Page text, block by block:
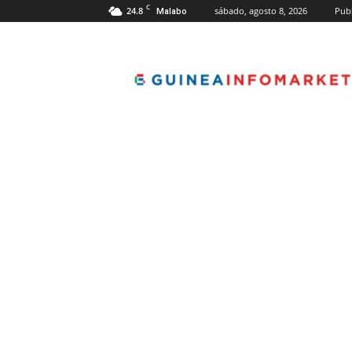
24.8 C Malabo sábado, agosto 8, 2026